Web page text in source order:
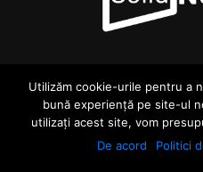
© GoldTv.ro 2026 . Toate
continutului
*Despre noi
Utilizăm cookie-urile pentru a
bună experiență pe site-ul
utilizați acest site, vom
De acord
Politici